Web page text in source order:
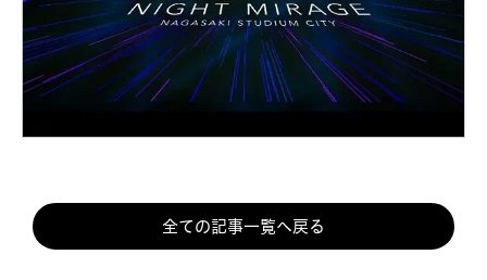
全ての記事一覧へ戻る